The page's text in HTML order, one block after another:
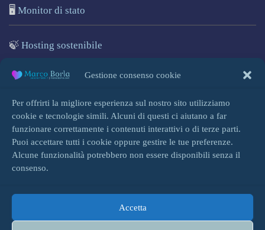
Gestione consenso cookie
Per offrirti la migliore esperienza sul nostro sito utilizziamo
cookie e tecnologie simili. Alcuni di questi ci aiutano a far
funzionare correttamente i contenuti interattivi o di terze parti.
Puoi accettare tutti i cookie oppure gestire le tue preferenze.
Alcune funzionalità potrebbero non essere disponibili senza il
consenso.
Accetta
🖥️ Monitor di stato
🍃 Hosting sostenibile
🌐
Marcoborla.com
Accedi